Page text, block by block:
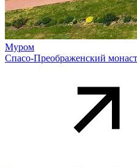
Муром
Спасо-Преображенский